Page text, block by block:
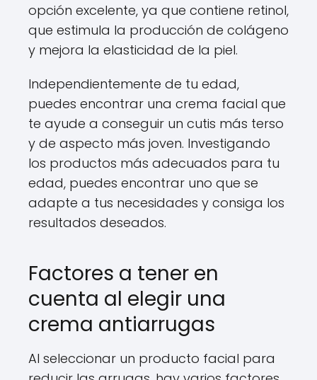
opción excelente, ya que contiene retinol,
que estimula la producción de colágeno
y mejora la elasticidad de la piel.
Independientemente de tu edad,
puedes encontrar una crema facial que
te ayude a conseguir un cutis más terso
y de aspecto más joven. Investigando
los productos más adecuados para tu
edad, puedes encontrar uno que se
adapte a tus necesidades y consiga los
resultados deseados.
Factores a tener en
cuenta al elegir una
crema antiarrugas
Al seleccionar un producto facial para